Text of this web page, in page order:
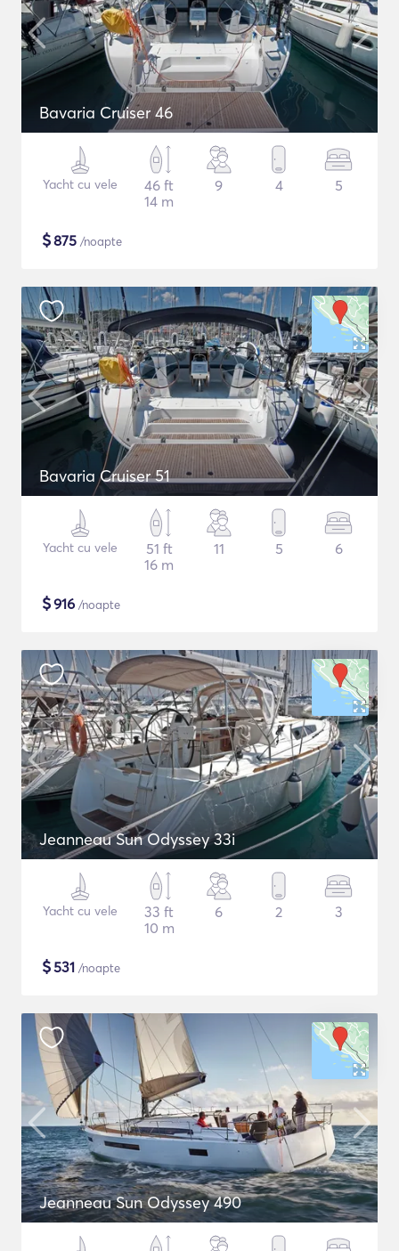
Bavaria Cruiser 46
Yacht cu vele
46 ft
14 m
9 4 5
$875 /noapte
Bavaria Cruiser 51
Yacht cu vele
51 ft
16 m
11 5 6
$916 /noapte
Jeanneau Sun Odyssey 33i
Yacht cu vele
33 ft
10 m
6 2 3
$531 /noapte
Jeanneau Sun Odyssey 490